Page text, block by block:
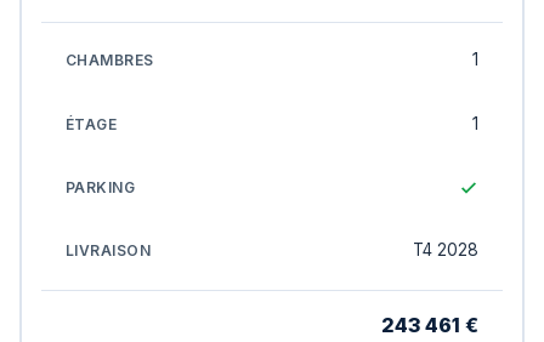
1
1
T4 2028
243 461 €